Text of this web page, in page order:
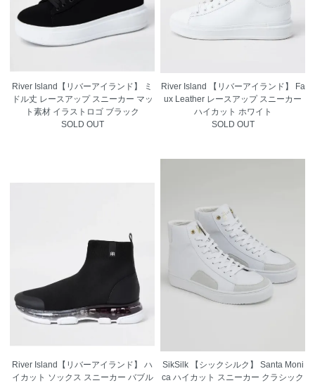
River Island【リバーアイランド】 ミ
ドル丈 レースアップ スニーカー マッ
ト素材 イラストロゴ ブラック
SOLD OUT
River Island 【リバーアイランド】 Fa
ux Leather レースアップ スニーカー
ハイカット ホワイト
SOLD OUT
River Island【リバーアイランド】 ハ
イカット ソックス スニーカー バブル
SikSilk 【シックシルク】 Santa Moni
ca ハイカット スニーカー クラシック